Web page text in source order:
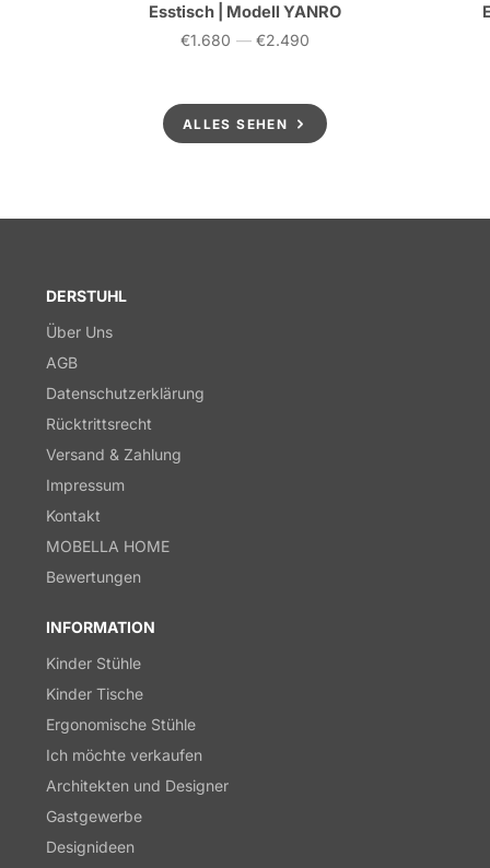
Esstisch | Modell YANRO
Preis
€1.680 — €2.490
ALLES SEHEN
DERSTUHL
Über Uns
AGB
Datenschutzerklärung
Rücktrittsrecht
Versand & Zahlung
Impressum
Kontakt
MOBELLA HOME
Bewertungen
INFORMATION
Kinder Stühle
Kinder Tische
Ergonomische Stühle
Ich möchte verkaufen
Architekten und Designer
Gastgewerbe
Designideen